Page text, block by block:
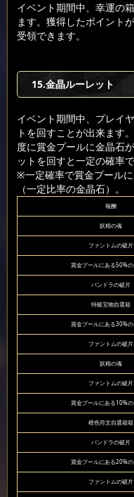
イベント期間中、幸運の
ます。獲得したポイント
受領できます。
15.金晶ルーレット
イベント期間中、プレイ
トを回すことが出来ます
度に賞金プールに金晶石
ットを回すと一定の確率
※一定確率で賞金プール
（一定比率の金晶石）。
報酬
妖精の魂
ファントムの破片
賞金プールにある50%
パンドラの破片
特級宝物自選箱
賞金プールにある30%
ファントムの破片
妖精の魂
ファントムの破片
賞金プールにある10%
橙色符文自選箱箱
パンドラの破片
賞金プールにある20%
ファントムの破片